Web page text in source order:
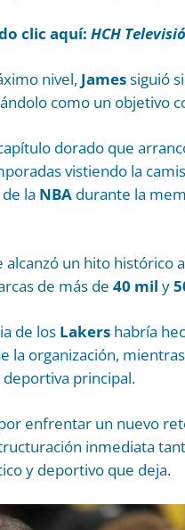
clic aquí: HCH
nivel, Jamessiguió
como un objetivo
dorado que
vistiendo la
la NBA durante la
un hito histórico
de más de 40 mil y
de los Lakers habría
organización,
principal.
enfrentar un nuevo
inmediata
y deportivo que deja.